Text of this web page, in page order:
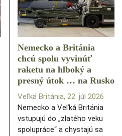
Nemecko a Británia
chcú spolu vyvinúť
raketu na hlboký a
presný útok … na Rusko
Veľká Británia, 22. júl 2026
Nemecko a Veľká Británia
vstupujú do „zlatého veku
spolupráce“ a chystajú sa